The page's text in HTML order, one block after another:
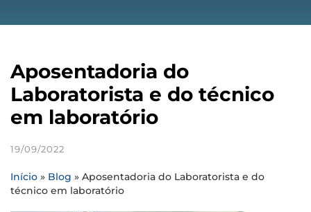
Aposentadoria do
Laboratorista e do técnico
em laboratório
19/09/2022
Início » Blog » Aposentadoria do Laboratorista e do
técnico em laboratório